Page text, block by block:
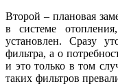
Второй – плановая
в системе
установлен. Сразу
фильтра, а о
и это только в том
таких фильтров